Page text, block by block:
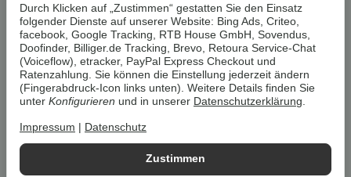
* Der Streichpreis bezieht sich auf den aktuellen durchschnittlichen
Neupreis bei Google Shopping Deutschland oder Idealo Deutschland.
Stk
In den Warenkorb
Cookies erlauben
Zustimmen
Durch Klicken auf „Zustimmen“ gestatten Sie den Einsatz
folgender Dienste auf unserer Website: Bing Ads, Criteo,
facebook, Google Tracking, RTB House GmbH, Sovendus,
Doofinder, Billiger.de Tracking, Brevo, Retoura Service-Chat
(Voiceflow), etracker, PayPal Express Checkout und
Ratenzahlung. Sie können die Einstellung jederzeit ändern
(Fingerabdruck-Icon links unten). Weitere Details finden Sie
unter Konfigurieren und in unserer Datenschutzerklärung.
Impressum Datenschutz